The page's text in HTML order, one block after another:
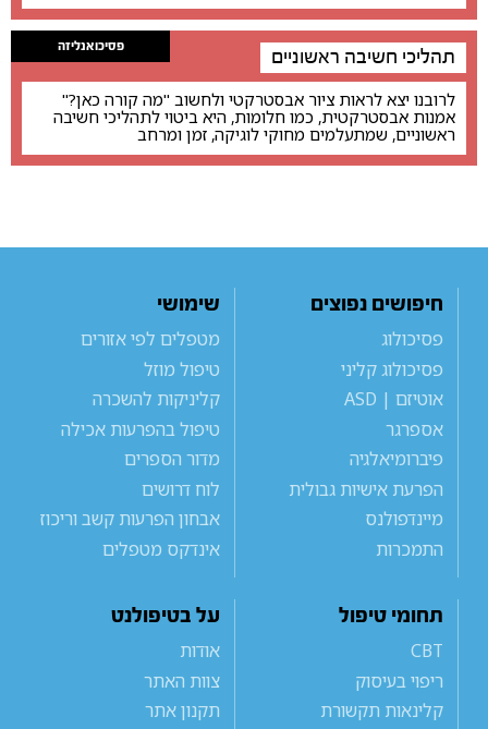
פסיכואנליזה תהליכי חשיבה ראשוניים
לרובנו יצא לראות ציור אבסטרקטי ולחשוב "מה קורה כאן?"
אמנות אבסטרקטית, כמו חלומות, היא ביטוי לתהליכי חשיבה
ראשוניים, שמתעלמים מחוקי לוגיקה, זמן ומרחב
חיפושים נפוצים
פסיכולוג
פסיכולוג קליני
אוטיזם | ASD
אספרגר
פיברומיאלגיה
הפרעת אישיות גבולית
מיינדפולנס
התמכרות
שימושי
מטפלים לפי אזורים
טיפול מוזל
קליניקות להשכרה
טיפול בהפרעות אכילה
מדור הספרים
לוח דרושים
אבחון הפרעות קשב וריכוז
אינדקס מטפלים
תחומי טיפול
CBT
ריפוי בעיסוק
קלינאות תקשורת
על בטיפולנט
אודות
צוות האתר
תקנון אתר